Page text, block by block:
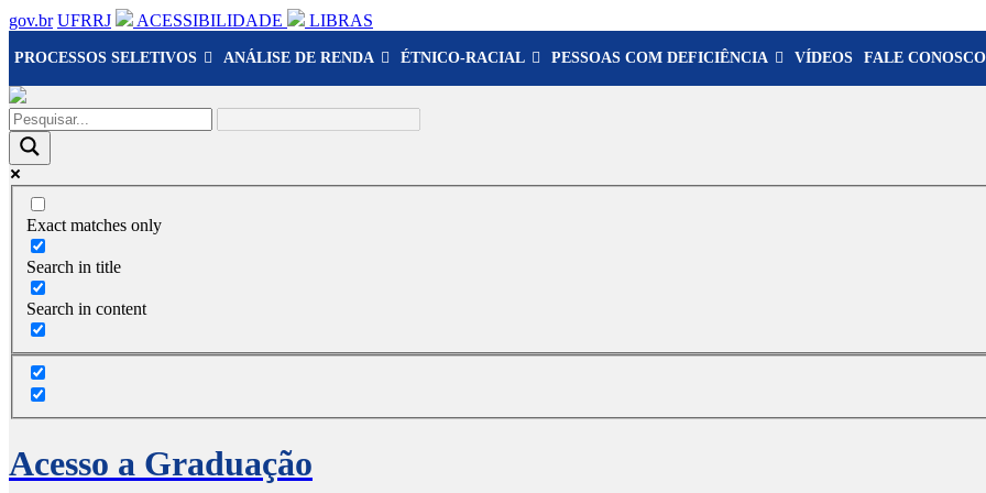
gov.br UFRRJ ACESSIBILIDADE LIBRAS
PROCESSOS SELETIVOS ANÁLISE DE RENDA ÉTNICO-RACIAL PESSOAS COM DEFICIÊNCIA VÍDEOS FALE CONOSCO
Exact matches only
Search in title
Search in content
Acesso a Graduação